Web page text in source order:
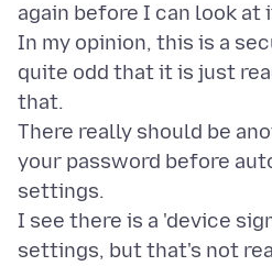
again before I can look at
In my opinion, this is a
quite odd that it is just
that.
There really should be
your password before
settings.
I see there is a 'device
settings, but that's not